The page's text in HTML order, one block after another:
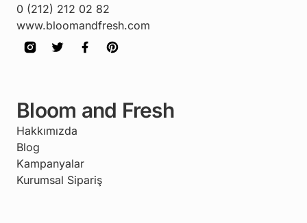
0 (212) 212 02 82
www.bloomandfresh.com
Bloom and Fresh
Hakkımızda
Blog
Kampanyalar
Kurumsal Sipariş